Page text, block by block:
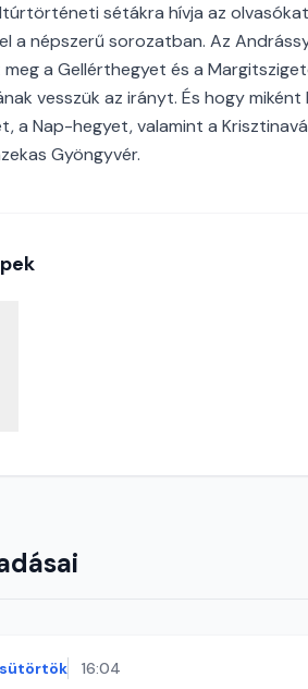
sétákra hívja az
a népszerű sorozatban. Az
a Gellérthegyet és a
vesszük az irányt. És hogy
a Nap-hegyet, valamint a
Gyöngyvér.
16:04